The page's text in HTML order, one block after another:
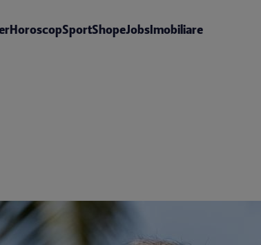
HoroscopSportShopeJobsImobiliare